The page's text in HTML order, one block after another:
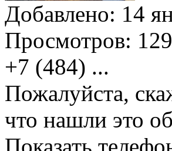
Добавлено: 14
Просмотров:
+7 (484) ...
Пожалуйста,
что нашли это
Показать